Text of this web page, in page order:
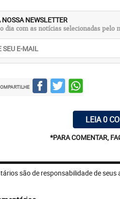
NOSSA NEWSLETTER
dia com as notícias selecionadas pelo
LEIA 0
*PARA COMENTAR,
são de responsabilidade de